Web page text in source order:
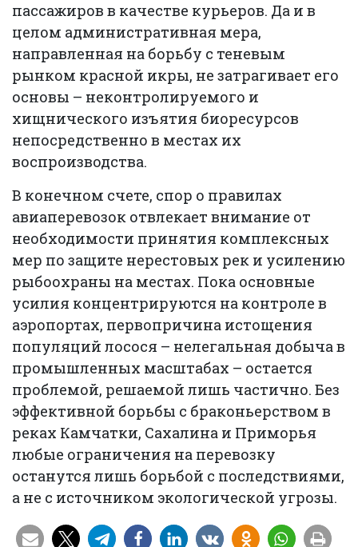
пассажиров в качестве курьеров. Да и в
целом административная мера,
направленная на борьбу с теневым
рынком красной икры, не затрагивает его
основы – неконтролируемого и
хищнического изъятия биоресурсов
непосредственно в местах их
воспроизводства.
В конечном счете, спор о правилах
авиаперевозок отвлекает внимание от
необходимости принятия комплексных
мер по защите нерестовых рек и усилению
рыбоохраны на местах. Пока основные
усилия концентрируются на контроле в
аэропортах, первопричина истощения
популяций лосося – нелегальная добыча в
промышленных масштабах – остается
проблемой, решаемой лишь частично. Без
эффективной борьбы с браконьерством в
реках Камчатки, Сахалина и Приморья
любые ограничения на перевозку
останутся лишь борьбой с последствиями,
а не с источником экологической угрозы.